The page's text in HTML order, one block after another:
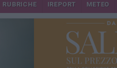
RUBRICHE IREPORT METEO